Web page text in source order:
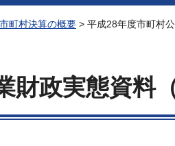
市町村決算の概要 > 平成28年度市町村
政実態資料